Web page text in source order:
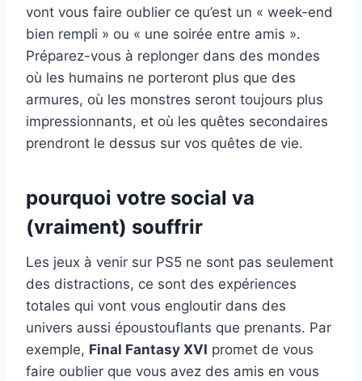
vont vous faire oublier ce qu’est un « week-end
bien rempli » ou « une soirée entre amis ».
Préparez-vous à replonger dans des mondes
où les humains ne porteront plus que des
armures, où les monstres seront toujours plus
impressionnants, et où les quêtes secondaires
prendront le dessus sur vos quêtes de vie.
pourquoi votre social va
(vraiment) souffrir
Les jeux à venir sur PS5 ne sont pas seulement
des distractions, ce sont des expériences
totales qui vont vous engloutir dans des
univers aussi époustouflants que prenants. Par
exemple, Final Fantasy XVI promet de vous
faire oublier que vous avez des amis en vous